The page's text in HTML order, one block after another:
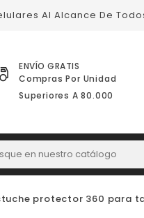
Al Alcance De
ENVÍO GRATIS
Compras Por Unidad
Superiores A 80.000
protector 360 para